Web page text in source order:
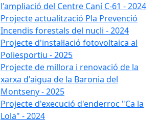
l'ampliació del Centre Caní C-61 - 2024
Projecte actualització Pla Prevenció
Incendis forestals del nucli - 2024
Projecte d'instal·lació fotovoltaica al
Poliesportiu - 2025
Projecte de millora i renovació de la
xarxa d'aigua de la Baronia del
Montseny - 2025
Projecte d'execució d'enderroc "Ca la
Lola" - 2024